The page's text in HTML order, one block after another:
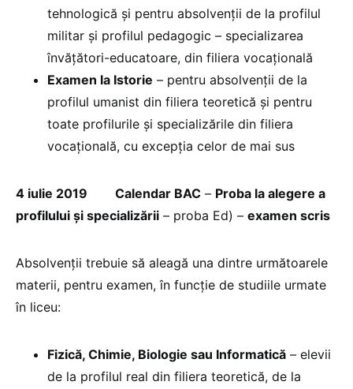
tehnologică și pentru absolvenții de la profilul
militar și profilul pedagogic – specializarea
învățători-educatoare, din filiera vocațională
Examen la Istorie – pentru absolvenții de la
profilul umanist din filiera teoretică și pentru
toate profilurile și specializările din filiera
vocațională, cu excepția celor de mai sus
4 iulie 2019 Calendar BAC – Proba la alegere a
profilului și specializării – proba Ed) – examen scris
Absolvenții trebuie să aleagă una dintre următoarele
materii, pentru examen, în funcție de studiile urmate
în liceu:
Fizică, Chimie, Biologie sau Informatică – elevii
de la profilul real din filiera teoretică, de la